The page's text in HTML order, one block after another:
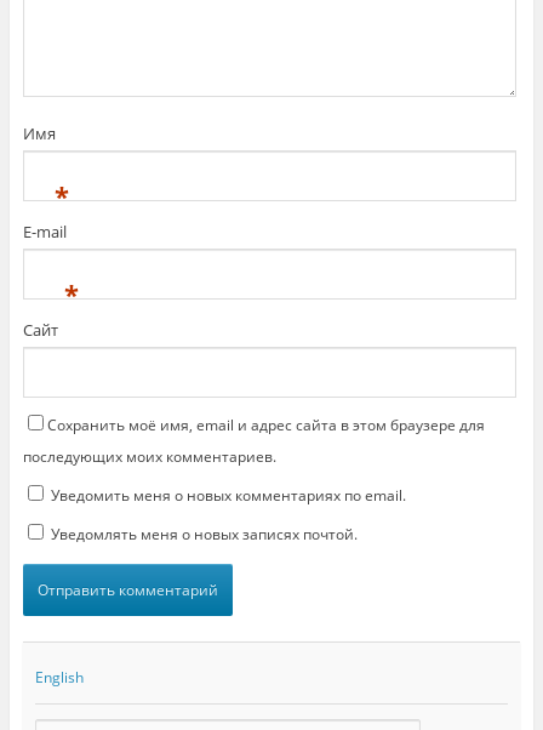
b
k
О
т
р
ы
е
в
в
м
к
н
)
я
о
о
е
Имя
*
E-mail
*
Сайт
Сохранить моё имя, email и адрес сайта в этом браузере для
последующих моих комментариев.
Уведомить меня о новых комментариях по email.
Уведомлять меня о новых записях почтой.
English